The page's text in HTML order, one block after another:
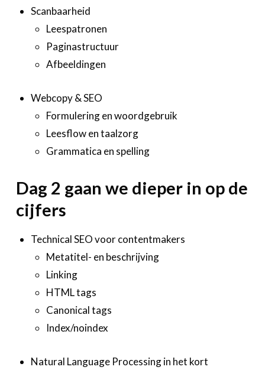
Scanbaarheid
Leespatronen
Paginastructuur
Afbeeldingen
Webcopy & SEO
Formulering en woordgebruik
Leesflow en taalzorg
Grammatica en spelling
Dag 2 gaan we dieper in op de
cijfers
Technical SEO voor contentmakers
Metatitel- en beschrijving
Linking
HTML tags
Canonical tags
Index/noindex
Natural Language Processing in het kort